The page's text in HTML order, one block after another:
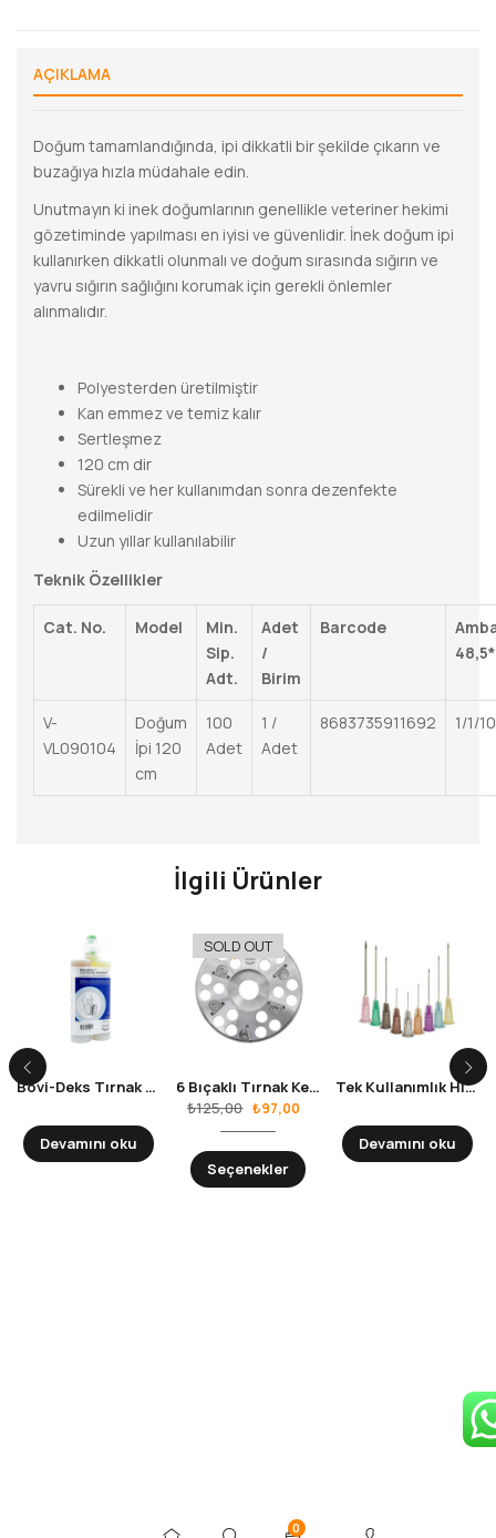
AÇIKLAMA
Doğum tamamlandığında, ipi dikkatli bir şekilde çıkarın ve
buzağıya hızla müdahale edin.
Unutmayın ki inek doğumlarının genellikle veteriner hekimi
gözetiminde yapılması en iyisi ve güvenlidir. İnek doğum ipi
kullanırken dikkatli olunmalı ve doğum sırasında sığırın ve
yavru sığırın sağlığını korumak için gerekli önlemler
alınmalıdır.
Polyesterden üretilmiştir
Kan emmez ve temiz kalır
Sertleşmez
120 cm dir
Sürekli ve her kullanımdan sonra dezenfekte
edilmelidir
Uzun yıllar kullanılabilir
Teknik Özellikler
Cat. No. Model
Min.
Sip.
Adt.
Adet
/
Birim
Barcode
V-
VL090104
Doğum
İpi 120
cm
100
Adet
1 /
Adet
8683735911692 1/1/
İlgili Ürünler
Bovi-Deks Tırnak Blok Yapıştırıcısı
Devamını oku
-22%
SOLD OUT
6 Bıçaklı Tırnak Kesme Diski
₺125,00 ₺97,00
Seçenekler
Tek Kullanımlık Hipodermik İğne Ucu
Devamını oku
0